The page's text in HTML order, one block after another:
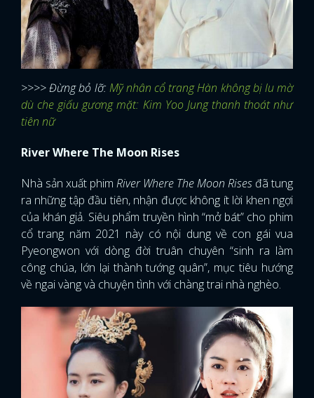
>>>> Đừng bỏ lỡ:Mỹ nhân cổ trang Hàn không bị lu mờ
dù che giấu gương mặt: Kim Yoo Jung thanh thoát như
tiên nữ
River Where The Moon Rises
Nhà sản xuất phim River Where The Moon Rises đã tung
ra những tập đầu tiên, nhận được không ít lời khen ngợi
của khán giả. Siêu phẩm truyền hình “mở bát” cho phim
cổ trang năm 2021 này có nội dung về con gái vua
Pyeongwon với dòng đời truân chuyên “sinh ra làm
công chúa, lớn lại thành tướng quân”, mục tiêu hướng
về ngai vàng và chuyện tình với chàng trai nhà nghèo.